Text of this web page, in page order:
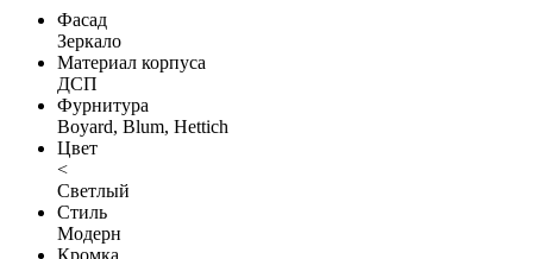
Фасад
Зеркало
Материал корпуса
ДСП
Фурнитура
Boyard, Blum, Hettich
Цвет
<
Светлый
Стиль
Модерн
Кромка